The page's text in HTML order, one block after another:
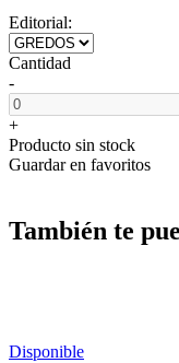
Editorial:
Cantidad
-
+
Producto sin stock
Guardar en favoritos
También te
Disponible